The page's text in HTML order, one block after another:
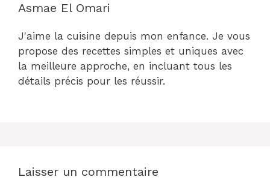
Asmae El Omari
J'aime la cuisine depuis mon enfance. Je vous
propose des recettes simples et uniques avec
la meilleure approche, en incluant tous les
détails précis pour les réussir.
Laisser un commentaire